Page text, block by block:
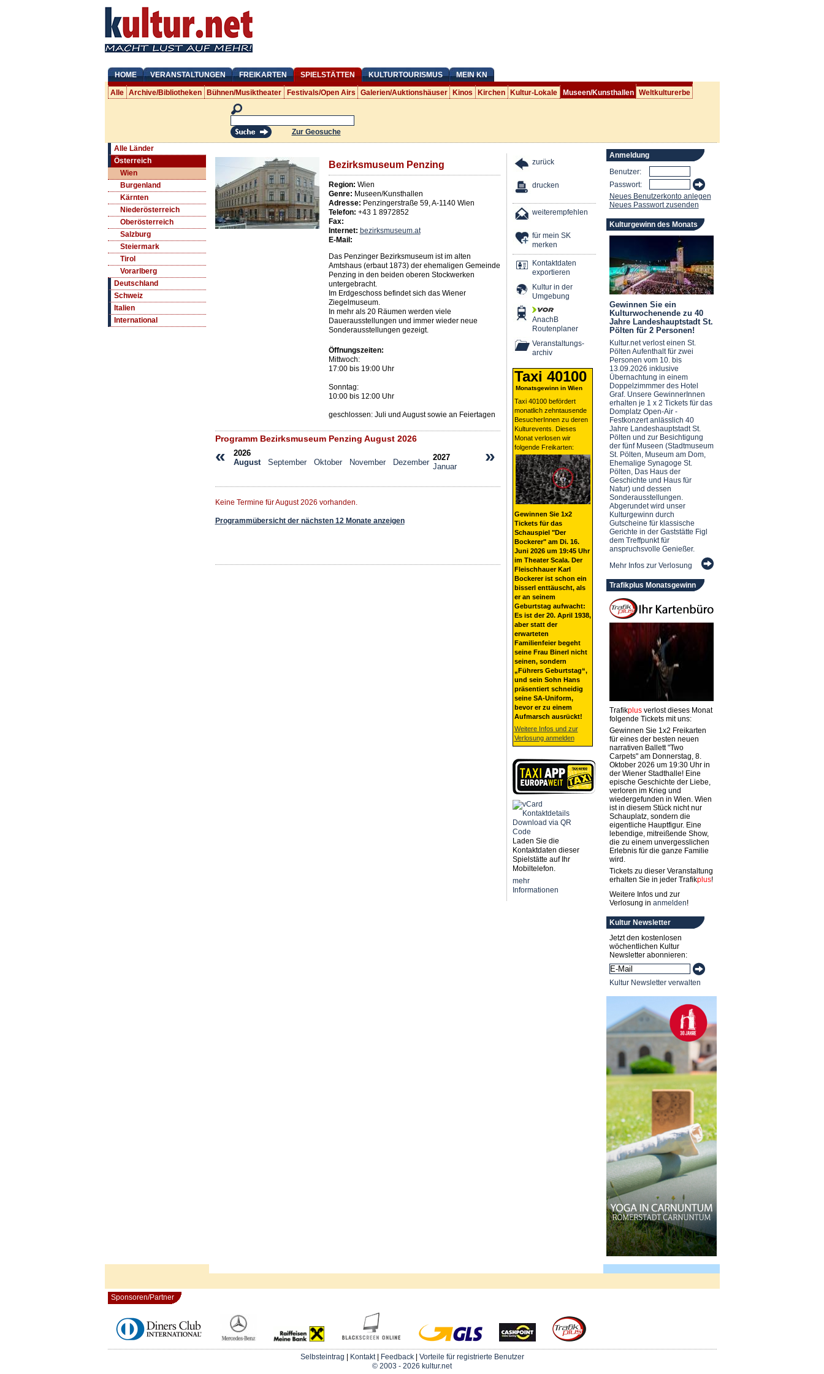
HOME VERANSTALTUNGEN FREIKARTEN SPIELSTÄTTEN KULTURTOURISMUS MEIN KN
Alle Archive/Bibliotheken Bühnen/Musiktheater Festivals/Open Airs Galerien/Auktionshäuser Kinos Kirchen Kultur-Lokale Museen/Kunsthallen Weltkulturerbe
Zur Geosuche
Alle Länder
Österreich
Wien
Burgenland
Kärnten
Niederösterreich
Oberösterreich
Salzburg
Steiermark
Tirol
Vorarlberg
Deutschland
Schweiz
Italien
International
Bezirksmuseum Penzing
Region: Wien
Genre: Museen/Kunsthallen
Adresse: Penzingerstraße 59,A-1140 Wien
Telefon: +43 1 8972852
Fax:
Internet: bezirksmuseum.at
E-Mail:
Das Penzinger Bezirksmuseum ist im alten
Amtshaus (erbaut 1873) der ehemaligen Gemeinde
Penzing in den beiden oberen Stockwerken
untergebracht.
Im Erdgeschoss befindet sich das Wiener
Ziegelmuseum.
In mehr als 20 Räumen werden viele
Dauerausstellungen und immer wieder neue
Sonderausstellungen gezeigt.
Öffnungszeiten:
Mittwoch:
17:00 bis 19:00 Uhr
Sonntag:
10:00 bis 12:00 Uhr
geschlossen: Juli und August sowie an Feiertagen
Programm Bezirksmuseum Penzing August 2026
« »
2026
August
September Oktober November Dezember
2027
Januar
Keine Termine für August 2026 vorhanden.
Programmübersicht der nächsten 12 Monate anzeigen
zurück
drucken
weiterempfehlen
für mein SK
merken
Kontaktdaten
exportieren
Kultur in der
Umgebung
AnachB
Routenplaner
Veranstaltungs-
archiv
Taxi 40100
Monatsgewinn in Wien
Taxi 40100 befördert
monatlich zehntausende
BesucherInnen zu deren
Kulturevents. Dieses
Monat verlosen wir
folgende Freikarten:
Gewinnen Sie 1x2
Tickets für das
Schauspiel "Der
Bockerer" am Di. 16.
Juni 2026 um 19:45 Uhr
im Theater Scala. Der
Fleischhauer Karl
Bockerer ist schon ein
bisserl enttäuscht, als
er an seinem
Geburtstag aufwacht:
Es ist der 20. April 1938,
aber statt der
erwarteten
Familienfeier begeht
seine Frau Binerl nicht
seinen, sondern
„Führers Geburtstag“,
und sein Sohn Hans
präsentiert schneidig
seine SA-Uniform,
bevor er zu einem
Aufmarsch ausrückt!
Weitere Infos und zur
Verlosung anmelden
Laden Sie die
Kontaktdaten dieser
Spielstätte auf Ihr
Mobiltelefon.
mehr
Informationen
Anmeldung
Benutzer:
Passwort:
Neues Benutzerkonto anlegen
Neues Passwort zusenden
Kulturgewinn des Monats
Gewinnen Sie ein
Kulturwochenende zu 40
Jahre Landeshauptstadt St.
Pölten für 2 Personen!
Kultur.net verlost einen St.
Pölten Aufenthalt für zwei
Personen vom 10. bis
13.09.2026 inklusive
Übernachtung in einem
Doppelzimmmer des Hotel
Graf. Unsere GewinnerInnen
erhalten je 1 x 2 Tickets für das
Domplatz Open-Air -
Festkonzert anlässlich 40
Jahre Landeshauptstadt St.
Pölten und zur Besichtigung
der fünf Museen (Stadtmuseum
St. Pölten, Museum am Dom,
Ehemalige Synagoge St.
Pölten, Das Haus der
Geschichte und Haus für
Natur) und dessen
Sonderausstellungen.
Abgerundet wird unser
Kulturgewinn durch
Gutscheine für klassische
Gerichte in der Gaststätte Figl
dem Treffpunkt für
anspruchsvolle Genießer.
Mehr Infos zur Verlosung
Trafikplus Monatsgewinn
Trafikplusverlost dieses Monat
folgende Tickets mit uns:
Gewinnen Sie 1x2 Freikarten
für eines der besten neuen
narrativen Ballett "Two
Carpets" am Donnerstag, 8.
Oktober 2026 um 19:30 Uhr in
der Wiener Stadthalle! Eine
epische Geschichte der Liebe,
verloren im Krieg und
wiedergefunden in Wien. Wien
ist in diesem Stück nicht nur
Schauplatz, sondern die
eigentliche Hauptfigur. Eine
lebendige, mitreißende Show,
die zu einem unvergesslichen
Erlebnis für die ganze Familie
wird.
Tickets zu dieser Veranstaltung
erhalten Sie in jeder Trafikplus!
Weitere Infos und zur
Verlosung in anmelden!
Kultur Newsletter
Jetzt den kostenlosen
wöchentlichen Kultur
Newsletter abonnieren:
Kultur Newsletter verwalten
Sponsoren/Partner
Selbsteintrag Kontakt| Feedback| Vorteile für registrierte Benutzer
© 2003 - 2026 kultur.net